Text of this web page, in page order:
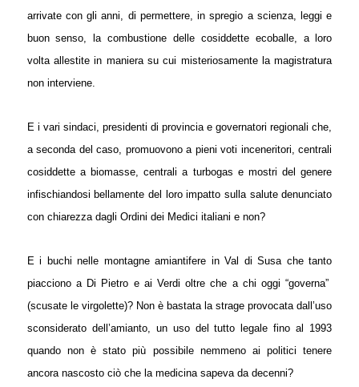
arrivate con gli anni, di permettere, in spregio a scienza, leggi e
buon senso, la combustione delle cosiddette ecoballe, a loro
volta allestite in maniera su cui misteriosamente la magistratura
non interviene.
E i vari sindaci, presidenti di provincia e governatori regionali che,
a seconda del caso, promuovono a pieni voti inceneritori, centrali
cosiddette a biomasse, centrali a turbogas e mostri del genere
infischiandosi bellamente del loro impatto sulla salute denunciato
con chiarezza dagli Ordini dei Medici italiani e non?
E i buchi nelle montagne amiantifere in Val di Susa che tanto
piacciono a Di Pietro e ai Verdi oltre che a chi oggi “governa”
(scusate le virgolette)? Non è bastata la strage provocata dall’uso
sconsiderato dell’amianto, un uso del tutto legale fino al 1993
quando non è stato più possibile nemmeno ai politici tenere
ancora nascosto ciò che la medicina sapeva da decenni?